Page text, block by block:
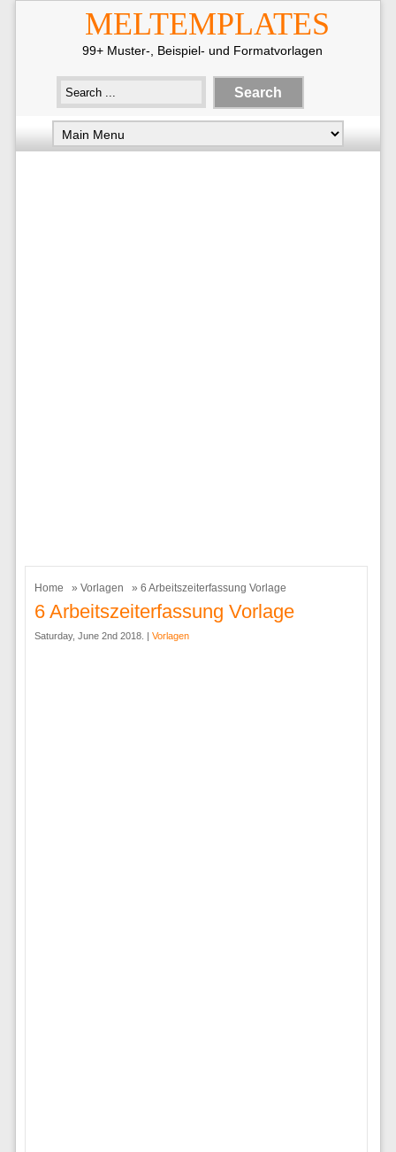
MELTEMPLATES
99+ Muster-, Beispiel- und Formatvorlagen
Home » Vorlagen » 6 Arbeitszeiterfassung Vorlage
6 Arbeitszeiterfassung Vorlage
Saturday, June 2nd 2018. | Vorlagen